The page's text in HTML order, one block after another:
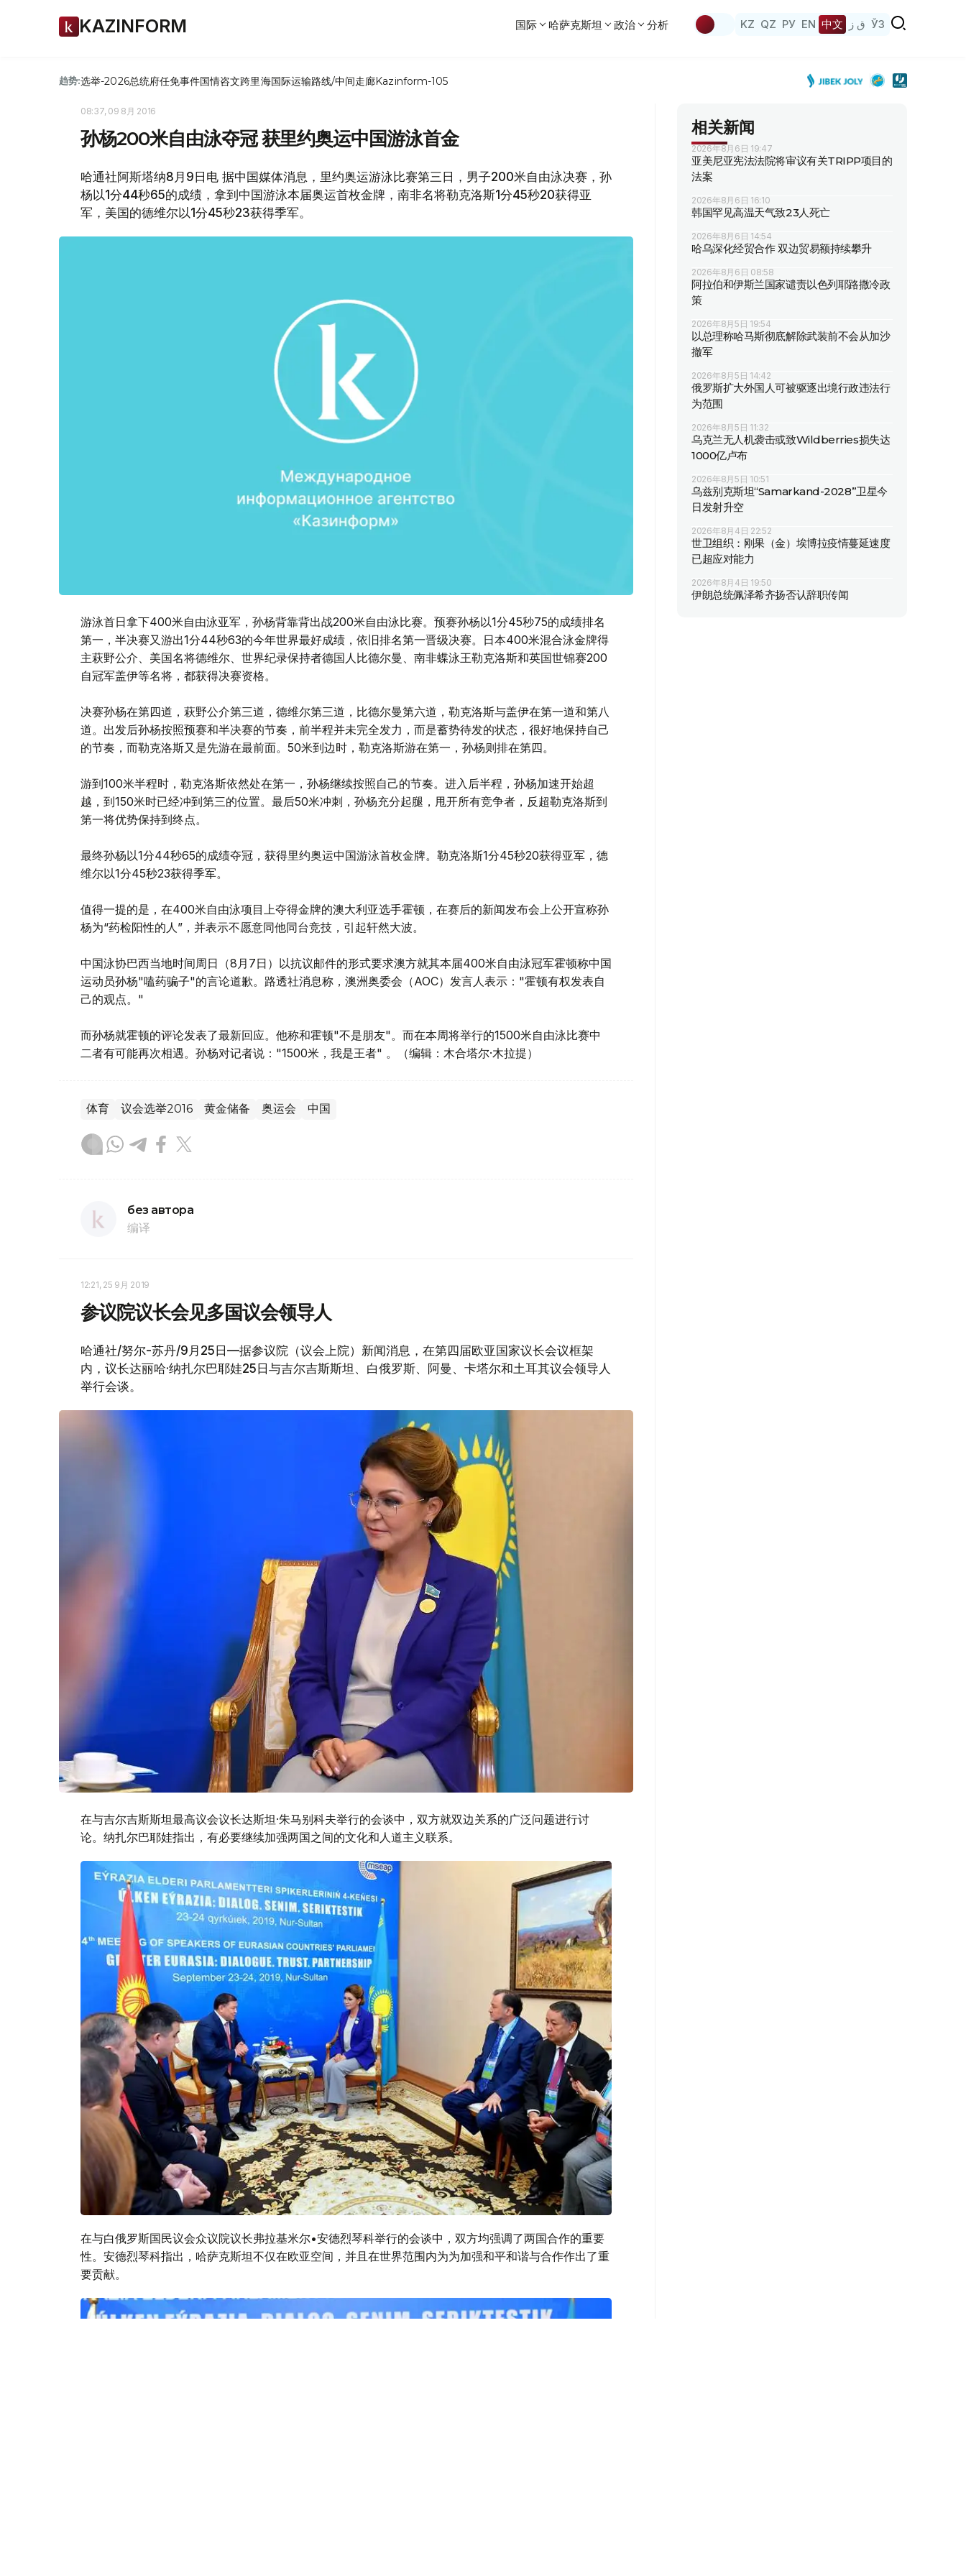
KAZINFORM 国际 哈萨克斯坦 政治 分析 KZ QZ РУ EN 中文 ق ز ЎЗ
趋势:选举-2026总统府任免事件国情咨文跨里海国际运输路线/中间走廊Kazinform-105
08:37, 09 8月 2016
孙杨200米自由泳夺冠 获里约奥运中国游泳首金
哈通社阿斯塔纳8月9日电 据中国媒体消息，里约奥运游泳比赛第三日，男子200米自由泳决赛，孙
杨以1分44秒65的成绩，拿到中国游泳本届奥运首枚金牌，南非名将勒克洛斯1分45秒20获得亚
军，美国的德维尔以1分45秒23获得季军。
游泳首日拿下400米自由泳亚军，孙杨背靠背出战200米自由泳比赛。预赛孙杨以1分45秒75的成绩排名
第一，半决赛又游出1分44秒63的今年世界最好成绩，依旧排名第一晋级决赛。日本400米混合泳金牌得
主萩野公介、美国名将德维尔、世界纪录保持者德国人比德尔曼、南非蝶泳王勒克洛斯和英国世锦赛200
自冠军盖伊等名将，都获得决赛资格。
决赛孙杨在第四道，萩野公介第三道，德维尔第三道，比德尔曼第六道，勒克洛斯与盖伊在第一道和第八
道。出发后孙杨按照预赛和半决赛的节奏，前半程并未完全发力，而是蓄势待发的状态，很好地保持自己
的节奏，而勒克洛斯又是先游在最前面。50米到边时，勒克洛斯游在第一，孙杨则排在第四。
游到100米半程时，勒克洛斯依然处在第一，孙杨继续按照自己的节奏。进入后半程，孙杨加速开始超
越，到150米时已经冲到第三的位置。最后50米冲刺，孙杨充分起腿，甩开所有竞争者，反超勒克洛斯到
第一将优势保持到终点。
最终孙杨以1分44秒65的成绩夺冠，获得里约奥运中国游泳首枚金牌。勒克洛斯1分45秒20获得亚军，德
维尔以1分45秒23获得季军。
值得一提的是，在400米自由泳项目上夺得金牌的澳大利亚选手霍顿，在赛后的新闻发布会上公开宣称孙
杨为“药检阳性的人”，并表示不愿意同他同台竞技，引起轩然大波。
中国泳协巴西当地时间周日（8月7日）以抗议邮件的形式要求澳方就其本届400米自由泳冠军霍顿称中国
运动员孙杨"嗑药骗子"的言论道歉。路透社消息称，澳洲奥委会（AOC）发言人表示："霍顿有权发表自
己的观点。"
而孙杨就霍顿的评论发表了最新回应。他称和霍顿"不是朋友"。而在本周将举行的1500米自由泳比赛中
二者有可能再次相遇。孙杨对记者说："1500米，我是王者" 。（编辑：木合塔尔·木拉提）
体育 议会选举2016 黄金储备 奥运会 中国
без автора
编译
12:21, 25 9月 2019
参议院议长会见多国议会领导人
哈通社/努尔-苏丹/9月25日—据参议院（议会上院）新闻消息，在第四届欧亚国家议长会议框架
内，议长达丽哈·纳扎尔巴耶娃25日与吉尔吉斯斯坦、白俄罗斯、阿曼、卡塔尔和土耳其议会领导人
举行会谈。
在与吉尔吉斯斯坦最高议会议长达斯坦·朱马别科夫举行的会谈中，双方就双边关系的广泛问题进行讨
论。纳扎尔巴耶娃指出，有必要继续加强两国之间的文化和人道主义联系。
在与白俄罗斯国民议会众议院议长弗拉基米尔•安德烈琴科举行的会谈中，双方均强调了两国合作的重要
性。安德烈琴科指出，哈萨克斯坦不仅在欧亚空间，并且在世界范围内为为加强和平和谐与合作作出了重
要贡献。
相关新闻
2026年8月6日 19:47
亚美尼亚宪法法院将审议有关TRIPP项目的
法案
2026年8月6日 16:10
韩国罕见高温天气致23人死亡
2026年8月6日 14:54
哈乌深化经贸合作 双边贸易额持续攀升
2026年8月6日 08:58
阿拉伯和伊斯兰国家谴责以色列耶路撒冷政
策
2026年8月5日 19:54
以总理称哈马斯彻底解除武装前不会从加沙
撤军
2026年8月5日 14:42
俄罗斯扩大外国人可被驱逐出境行政违法行
为范围
2026年8月5日 11:32
乌克兰无人机袭击或致Wildberries损失达
1000亿卢布
2026年8月5日 10:51
乌兹别克斯坦“Samarkand-2028”卫星今
日发射升空
2026年8月4日 22:52
世卫组织：刚果（金）埃博拉疫情蔓延速度
已超应对能力
2026年8月4日 19:50
伊朗总统佩泽希齐扬否认辞职传闻